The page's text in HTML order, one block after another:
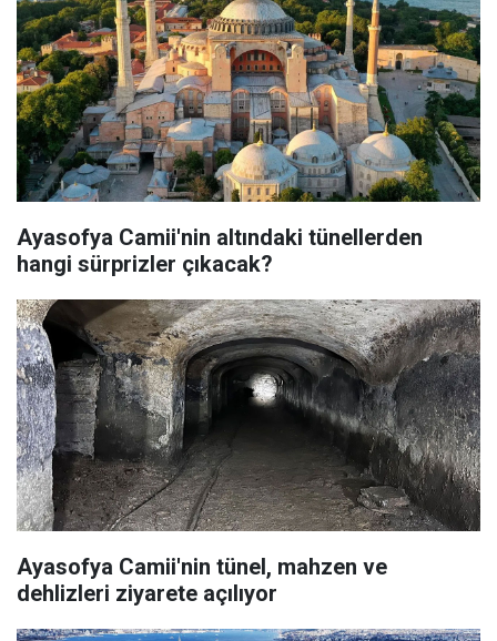
Ayasofya Camii'nin altındaki tünellerden
hangi sürprizler çıkacak?
Ayasofya Camii'nin tünel, mahzen ve
dehlizleri ziyarete açılıyor